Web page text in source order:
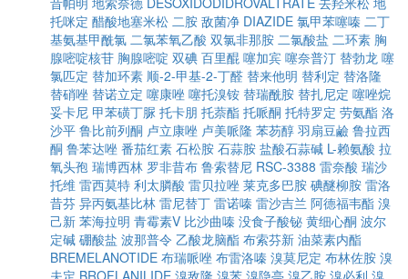
托咪定 醋酸地塞米松 二胺 敌菌净 DIAZIDE 氯甲苯噻嗪 二丁
基氨基甲酰氯 二氯苯氧乙酸 双氯非那胺 二氯酸盐 二环素 胸
腺嘧啶核苷 胸腺嘧啶 双碘 百里醌 噻加宾 噻奈普汀 替勃龙 噻
氯匹定 替加环素 顺-2-甲基-2-丁醛 替来他明 替利定 替洛隆
替硝唑 替诺立定 噻康唑 噻托溴铵 替瑞酰胺 替扎尼定 噻唑烷
妥卡尼 甲苯磺丁脲 托卡朋 托萘酯 托哌酮 托特罗定 劳氨酯 洛
沙平 鲁比前列酮 卢立康唑 卢美哌隆 苯芴醇 羽扇豆鹼 鲁拉西
酮 鲁苯达唑 番茄红素 石松胺 石蒜胺 盐酸石蒜碱 L-赖氨酸 拉
氧头孢 瑞博西林 罗非昔布 鲁索替尼 RSC-3388 雷奈酸 瑞沙
托维 雷西莫特 利太膦酸 雷贝拉唑 莱克多巴胺 碘醚柳胺 雷洛
昔芬 异丙氨基比林 雷尼替丁 雷诺嗪 雷沙吉兰 阿德福韦酯 溴
己新 苯海拉明 青霉素V 比沙曲嗪 没食子酸铋 黄细心酮 波尔
定碱 硼酸盐 波那普令 乙酸龙脑酯 布索芬新 油菜素内酯
BREMELANOTIDE 布瑞哌唑 布雷洛嗪 溴莫尼定 布林佐胺 溴
夫定 BROFLANILIDE 溴敌隆 溴苯 溴隐亭 溴乙胺 溴必利 溴